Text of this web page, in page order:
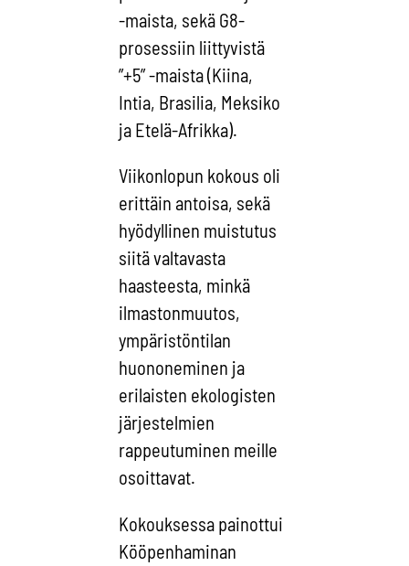
-maista, sekä G8-
prosessiin liittyvistä
”+5” -maista (Kiina,
Intia, Brasilia, Meksiko
ja Etelä-Afrikka).
Viikonlopun kokous oli
erittäin antoisa, sekä
hyödyllinen muistutus
siitä valtavasta
haasteesta, minkä
ilmastonmuutos,
ympäristöntilan
huononeminen ja
erilaisten ekologisten
järjestelmien
rappeutuminen meille
osoittavat.
Kokouksessa painottui
Kööpenhaminan